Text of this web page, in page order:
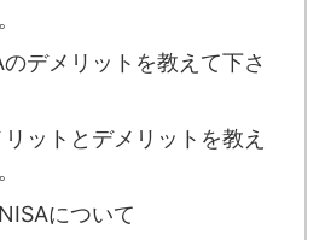
デメリットを教えて下さ
ットとデメリットを教え
について